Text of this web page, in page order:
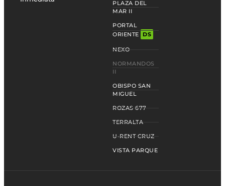
PLAZA DEL
MAR II
PORTAL
ORIENTE
DS
NEXO
NORMANDOS
II
OBISPO SAN
MIGUEL
ROZAS 677
TERRALTA
U-RENT CRUZ
VISTA PARQUE